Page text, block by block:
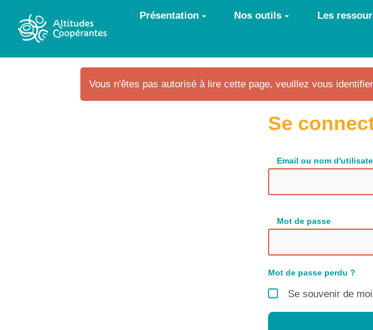
Aller au contenu principal Présentation Nos outils Les
Vous n'êtes pas autorisé à lire cette page, veuillez vous
Se
Email ou nom
Mot de passe
Mot de passe perdu ?
Se souvenir de moi